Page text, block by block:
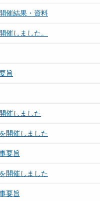
催結果・資料
催しました。
旨
催しました
開催しました
要旨
開催しました
要旨